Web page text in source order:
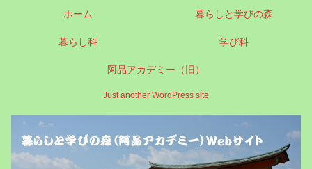
Just another WordPress site
ホーム 暮らしと学びの森
暮らし科 学び科
阿品アカデミー（旧）